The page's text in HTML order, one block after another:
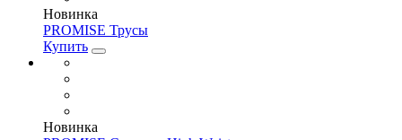
Новинка
PROMISE Трусы
Купить
Новинка